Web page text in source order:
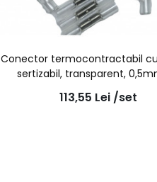
Conector termocontractabil
sertizabil, transparent,
7931000012 - 100buc/set
113,55 Lei /set